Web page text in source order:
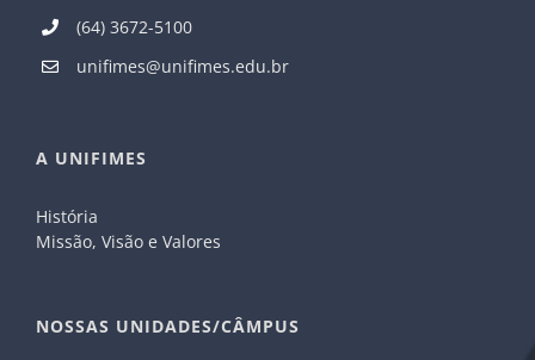
(64) 3672-5100
unifimes@unifimes.edu.br
A UNIFIMES
História
Missão, Visão e Valores
NOSSAS UNIDADES/CÂMPUS